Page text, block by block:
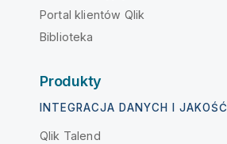
Portal klientów Qlik
Biblioteka
Produkty
INTEGRACJA DANYCH I JAKOŚĆ
Qlik Talend